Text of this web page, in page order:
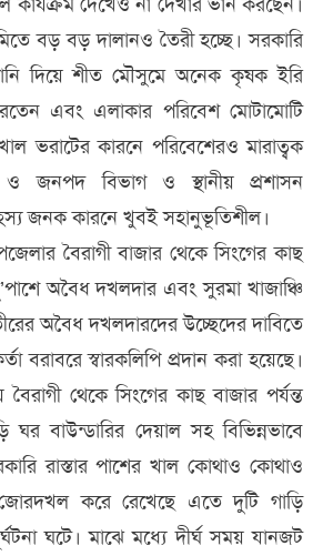
বড় বড় দালানও তৈরী হচ্ছে। সরকারি
দিয়ে শীত মৌসুমে অনেক কৃষক ইরি
এবং এলাকার পরিবেশ মোটামোটি
ভরাটের কারনে পরিবেশেরও মারাত্বক
জনপদ বিভাগ ও স্থানীয় প্রশাসন
জনক কারনে খুবই সহানুভূতিশীল।
বৈরাগী বাজার থেকে সিংগের কাছ
অবৈধ দখলদার এবং সুরমা খাজাঞ্চি
অবৈধ দখলদারদের উচ্ছেদের দাবিতে
বরাবরে স্বারকলিপি প্রদান করা হয়েছে।
বৈরাগী থেকে সিংগের কাছ বাজার পর্যন্ত
ঘর বাউন্ডারির দেয়াল সহ বিভিন্নভাবে
রাস্তার পাশের খাল কোথাও কোথাও
করে রেখেছে এতে দুটি গাড়ি
ঘটে। মাঝে মধ্যে দীর্ঘ সময় যানজট